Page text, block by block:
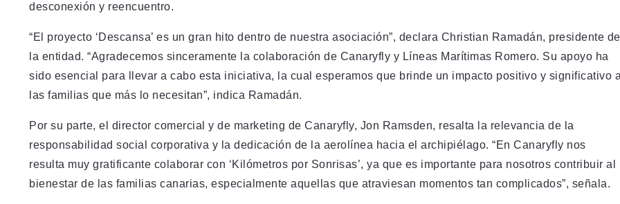
desconexión y reencuentro.
“El proyecto ‘Descansa’ es un gran hito dentro de nuestra asociación”, declara Christian Ramadán, presidente de
la entidad. “Agradecemos sinceramente la colaboración de Canaryfly y Líneas Marítimas Romero. Su apoyo ha
sido esencial para llevar a cabo esta iniciativa, la cual esperamos que brinde un impacto positivo y significativo
las familias que más lo necesitan”, indica Ramadán.
Por su parte, el director comercial y de marketing de Canaryfly, Jon Ramsden, resalta la relevancia de la
responsabilidad social corporativa y la dedicación de la aerolínea hacia el archipiélago. “En Canaryfly nos
resulta muy gratificante colaborar con ‘Kilómetros por Sonrisas’, ya que es importante para nosotros contribuir al
bienestar de las familias canarias, especialmente aquellas que atraviesan momentos tan complicados”, señala.